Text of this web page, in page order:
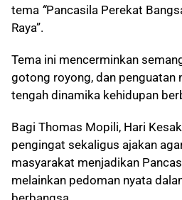
tema “Pancasila Perekat
Raya”.
Tema ini mencerminkan
gotong royong, dan penguatan
tengah dinamika kehidupan
Bagi Thomas Mopili, Hari
pengingat sekaligus ajakan
masyarakat menjadikan
melainkan pedoman nyata